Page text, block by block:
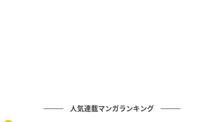
人気連載マンガランキング